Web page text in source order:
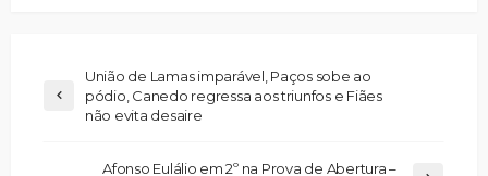
União de Lamas imparável, Paços sobe ao
pódio, Canedo regressa aos triunfos e Fiães
não evita desaire
Afonso Eulálio em 2º na Prova de Abertura –